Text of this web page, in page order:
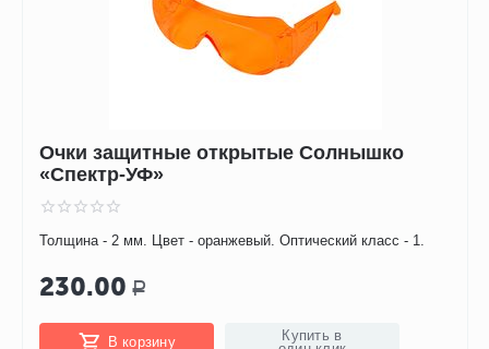
Очки защитные открытые Солнышко
«Спектр-УФ»
Толщина - 2 мм. Цвет - оранжевый. Оптический класс - 1.
230.00 Р
В корзину
Купить в